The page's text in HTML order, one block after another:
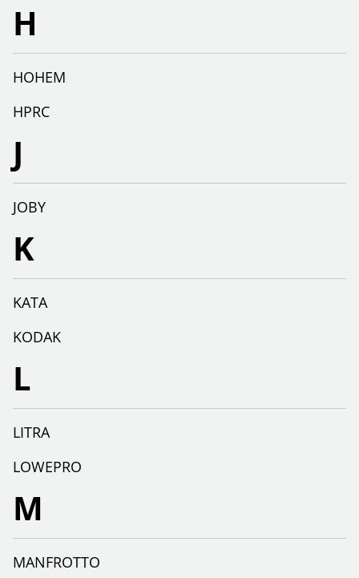
H
HOHEM
HPRC
J
JOBY
K
KATA
KODAK
L
LITRA
LOWEPRO
M
MANFROTTO